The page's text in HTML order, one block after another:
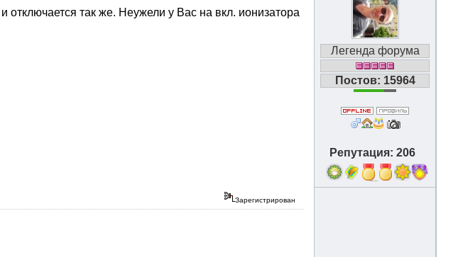
отключается так же. Неужели у Вас на вкл. ионизатора
Легенда форума
Постов: 15964
Репутация: 206
7
Зарегистрирован